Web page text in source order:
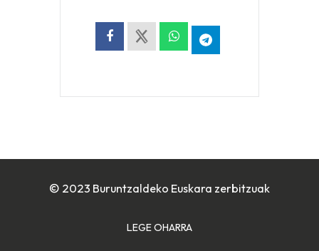
© 2023 Buruntzaldeko Euskara zerbitzuak
LEGE OHARRA